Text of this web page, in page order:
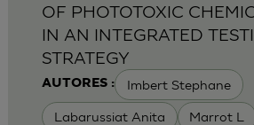
AUTORES : Imbert Stephane
Labarussiat Anita Marrot L
OF PHOTOTOXIC
IN AN INTEGRATED
STRATEGY